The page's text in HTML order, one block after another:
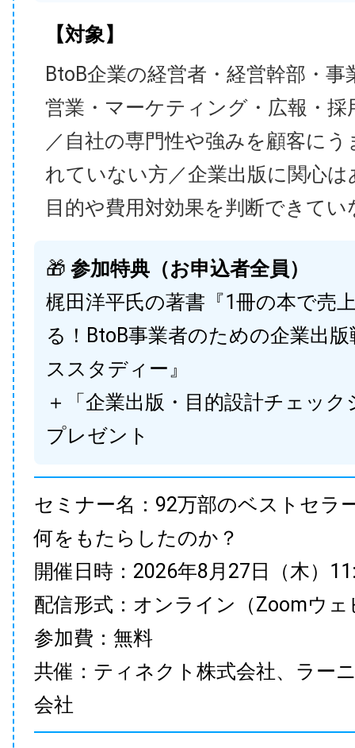
【対象】
BtoB企業の経営者・経営幹部・事
営業・マーケティング・広報・採
／自社の専門性や強みを顧客に
れていない方／企業出版に関心
目的や費用対効果を判断できてい
🎁 参加特典（お申込者全員）
梶田洋平氏の著書『1冊の本で売
る！BtoB事業者のための企業出
ススタディー』
＋「企業出版・目的設計チェック
プレゼント
セミナー名：92万部のベストセラ
何をもたらしたのか？
開催日時：2026年8月27日（木）
配信形式：オンライン（Zoomウェ
参加費：無料
共催：ティネクト株式会社、ラー
会社